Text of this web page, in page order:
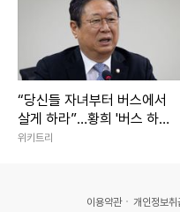
“당신들 자녀부터 버스에서
살게 하라”…황희 '버스 하우
스'에 직격탄
위키트리
이용약관 개인정보취